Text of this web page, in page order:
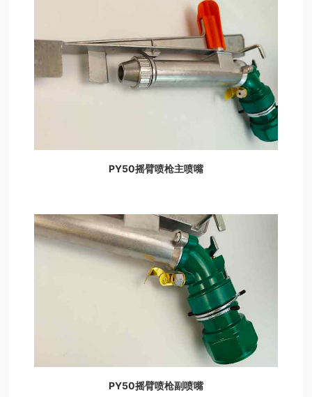
PY50摇臂喷枪主喷嘴
PY50摇臂喷枪副喷嘴